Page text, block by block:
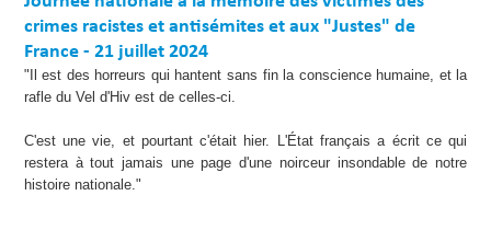
crimes racistes et antisémites et aux "Justes" de
France - 21 juillet 2024
"Il est des horreurs qui hantent sans fin la conscience humaine, et la
rafle du Vel d'Hiv est de celles-ci.
C'est une vie, et pourtant c'était hier. L'État français a écrit ce qui
restera à tout jamais une page d'une noirceur insondable de notre
histoire nationale."